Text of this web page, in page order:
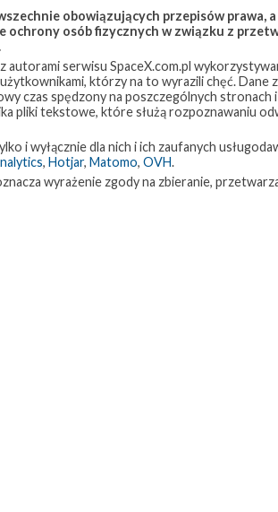
JRTI 214 ASOG
Starship 107
Loty załogowe 95
ZAPRZYJAŹNIONE
Kosmogadka
obowiązujących przepisów prawa,
ochrony osób fizycznych w związku z
serwisu SpaceX.com.pl
którzy na to wyrazili chęć. Dane
czas spędzony na poszczególnych stronach
pliki tekstowe, które służą rozpoznawaniu
i wyłącznie dla nich i ich zaufanych
, Hotjar, Matomo, OVH.
wyrażenie zgody na zbieranie,